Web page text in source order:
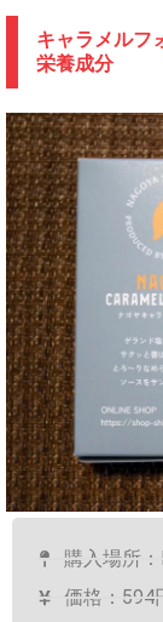
キャラメルフ
栄養成分
購入場所
価格：594